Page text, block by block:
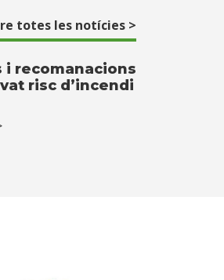
totes les notícies >
i recomanacions
risc d’incendi